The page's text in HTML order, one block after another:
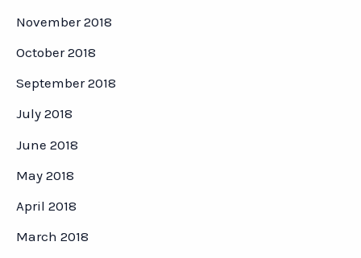
November 2018
October 2018
September 2018
July 2018
June 2018
May 2018
April 2018
March 2018